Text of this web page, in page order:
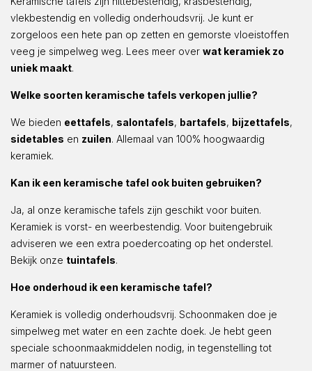
vlekbestendig en volledig onderhoudsvrij. Je kunt er
zorgeloos een hete pan op zetten en gemorste vloeistoffen
veeg je simpelweg weg. Lees meer over wat keramiek zo
uniek maakt.
Welke soorten keramische tafels verkopen jullie?
We bieden eettafels, salontafels, bartafels, bijzettafels,
sidetables en zuilen. Allemaal van 100% hoogwaardig
keramiek.
Kan ik een keramische tafel ook buiten gebruiken?
Ja, al onze keramische tafels zijn geschikt voor buiten.
Keramiek is vorst- en weerbestendig. Voor buitengebruik
adviseren we een extra poedercoating op het onderstel.
Bekijk onze tuintafels.
Hoe onderhoud ik een keramische tafel?
Keramiek is volledig onderhoudsvrij. Schoonmaken doe je
simpelweg met water en een zachte doek. Je hebt geen
speciale schoonmaakmiddelen nodig, in tegenstelling tot
marmer of natuursteen.